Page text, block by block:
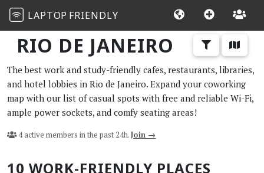
LAPTOP FRIENDLY
RIO DE JANEIRO
The best work and study-friendly cafes, restaurants, libraries,
and hotel lobbies in Rio de Janeiro. Expand your coworking
map with our list of casual spots with free and reliable Wi-Fi,
ample power sockets, and comfy seating areas!
4 active members in the past 24h.Join →
10 WORK-FRIENDLY PLACES